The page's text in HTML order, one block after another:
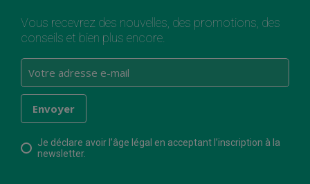
Vous recevrez des nouvelles, des promotions, des
conseils et bien plus encore.
Je déclare avoir l’âge légal en acceptant l’inscription à la
newsletter.